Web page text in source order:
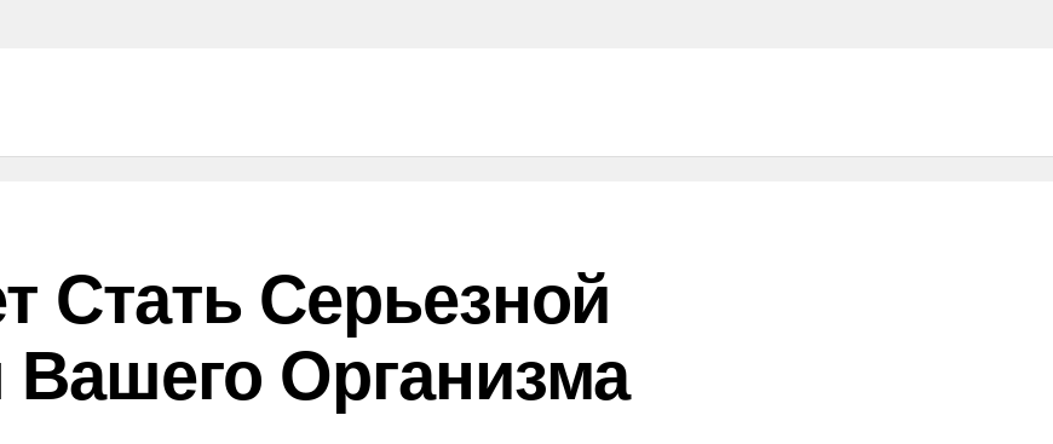
Стать Серьезной
Организма